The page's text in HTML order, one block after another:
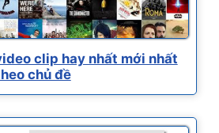
clip hay nhất mới nhất
chủ đề